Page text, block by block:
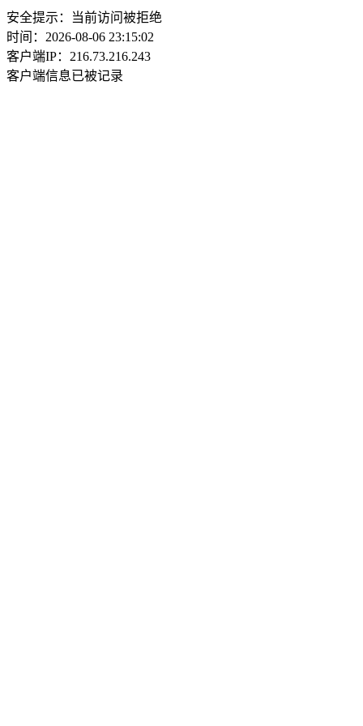
安全提示：当前访问被拒绝
时间：2026-08-06 23:15:02
客户端IP：216.73.216.243
客户端信息已被记录